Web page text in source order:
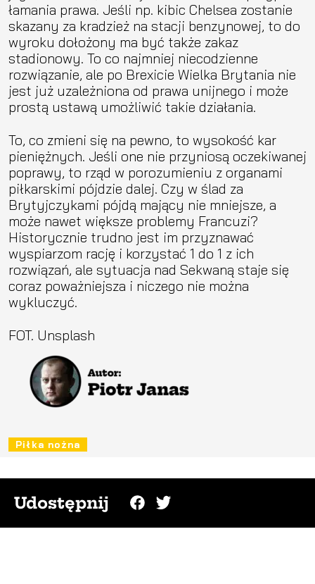
łamania prawa. Jeśli np. kibic Chelsea zostanie
skazany za kradzież na stacji benzynowej, to do
wyroku dołożony ma być także zakaz
stadionowy. To co najmniej niecodzienne
rozwiązanie, ale po Brexicie Wielka Brytania nie
jest już uzależniona od prawa unijnego i może
prostą ustawą umożliwić takie działania.
To, co zmieni się na pewno, to wysokość kar
pieniężnych. Jeśli one nie przyniosą oczekiwanej
poprawy, to rząd w porozumieniu z organami
piłkarskimi pójdzie dalej. Czy w ślad za
Brytyjczykami pójdą mający nie mniejsze, a
może nawet większe problemy Francuzi?
Historycznie trudno jest im przyznawać
wyspiarzom rację i korzystać 1 do 1 z ich
rozwiązań, ale sytuacja nad Sekwaną staje się
coraz poważniejsza i niczego nie można
wykluczyć.
FOT. Unsplash
Piłka nożna
Udostępnij